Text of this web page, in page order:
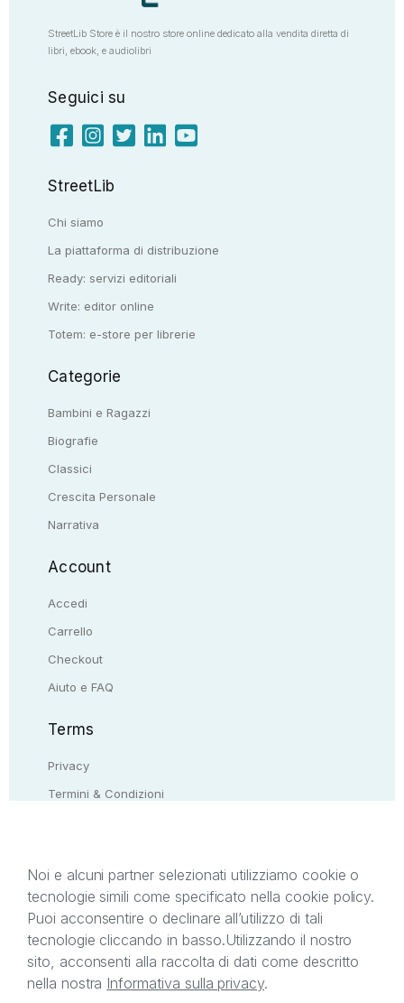
StreetLib Store è il nostro store online dedicato alla vendita diretta di
libri, ebook, e audiolibri
Seguici su
StreetLib
Chi siamo
La piattaforma di distribuzione
Ready: servizi editoriali
Write: editor online
Totem: e-store per librerie
Categorie
Bambini e Ragazzi
Biografie
Classici
Crescita Personale
Narrativa
Account
Accedi
Carrello
Checkout
Aiuto e FAQ
Terms
Privacy
Termini & Condizioni
Il presente sito web è di proprietà di StreetLib S.r.l.
C.F. e P.IVA 05338720963. StreetLib S.r.l. è
titolare di tutti i diritti di proprietà intellettuale
afferenti ai marchi, loghi e segni distintivi presenti
sul sito web. Si invita l’utente a prendere visione
Noi e alcuni partner selezionati utilizziamo cookie o
tecnologie simili come specificato nella cookie policy.
Puoi acconsentire o declinare all’utilizzo di tali
tecnologie cliccando in basso.Utilizzando il nostro
sito, acconsenti alla raccolta di dati come descritto
nella nostra Informativa sulla privacy.